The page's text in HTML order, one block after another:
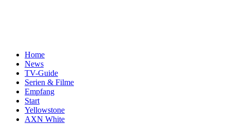
Home
News
TV-Guide
Serien & Filme
Empfang
Start
Yellowstone
AXN White